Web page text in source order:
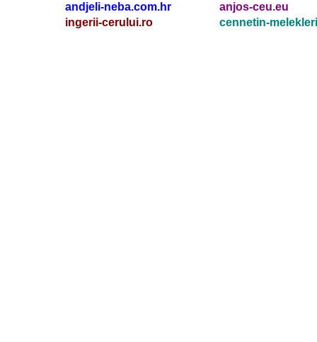
andjeli-neba.com.hr
anjos-ceu.eu
ingerii-cerului.ro
cennetin-